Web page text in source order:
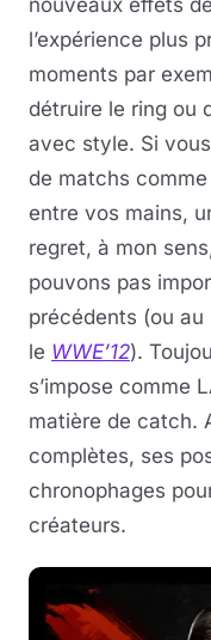
l’expérience plus
moments par
détruire le ring ou
avec style. Si
de matchs comme
entre vos mains,
regret, à mon
pouvons pas
précédents (ou
le WWE’12).
s’impose comme
matière de catch.
complètes, ses
chronophages
créateurs.